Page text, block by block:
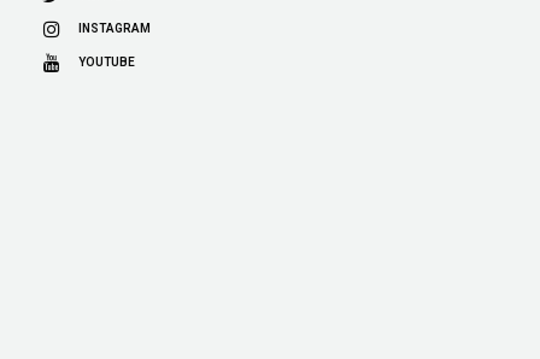
INSTAGRAM
YOUTUBE